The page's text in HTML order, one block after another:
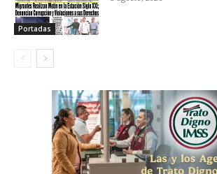
Portadas